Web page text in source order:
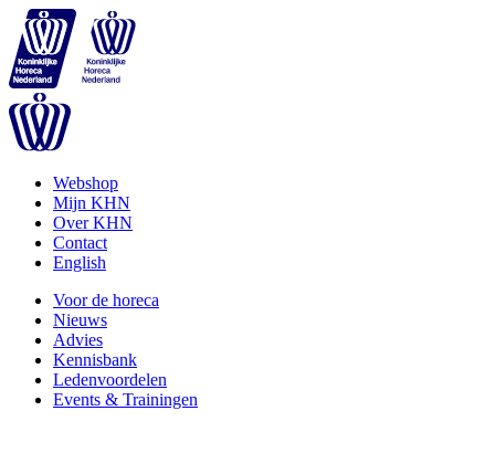
Webshop
Mijn KHN
Over KHN
Contact
English
Voor de horeca
Nieuws
Advies
Kennisbank
Ledenvoordelen
Events & Trainingen